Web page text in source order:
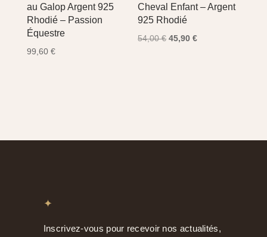
au Galop Argent 925
Rhodié – Passion
Équestre
99,60 €
Cheval Enfant – Argent
925 Rhodié
54,00€ Le
45,90€Le
✦
Inscrivez-vous pour recevoir nos actualités,